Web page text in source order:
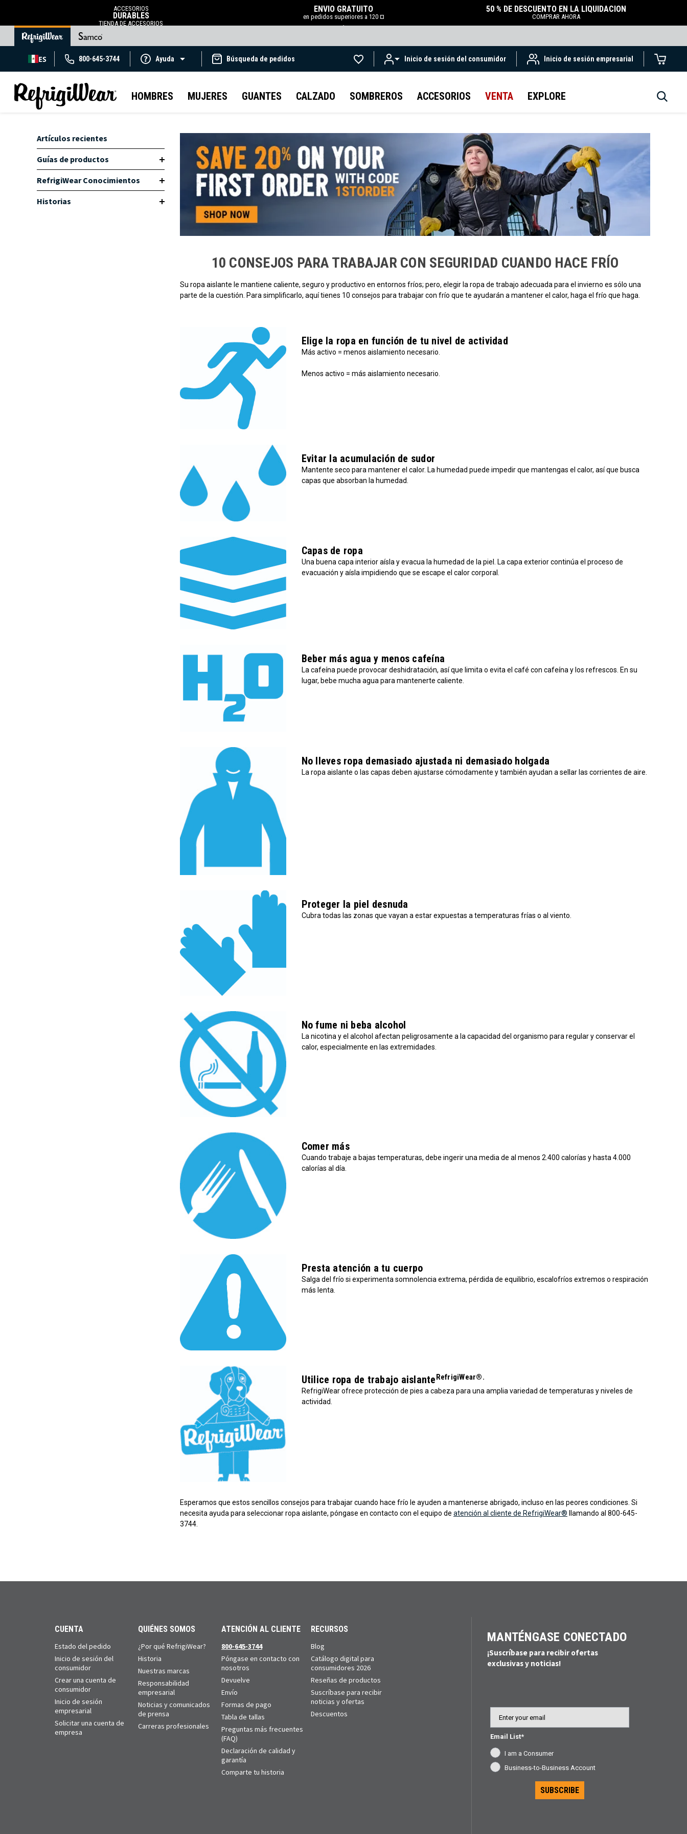
ACCESORIOS
DURABLES
TIENDA DE ACCESORIOS
ENVÍO GRATUITO
en pedidos superiores a 120 ¤
.
50 % DE DESCUENTO EN LA LIQUIDACIÓN
COMPRAR AHORA
ES 800-645-3744 Ayuda Búsqueda de pedidos Inicio de sesión del consumidor Inicio de sesión empresarial
HOMBRES MUJERES GUANTES CALZADO SOMBREROS ACCESORIOS VENTA EXPLORE
Artículos recientes
Guías de productos
RefrigiWear Conocimientos
Historias
10 CONSEJOS PARA TRABAJAR CON SEGURIDAD CUANDO HACE FRÍO
Su ropa aislante le mantiene caliente, seguro y productivo en entornos fríos; pero, elegir la ropa de trabajo adecuada para el invierno es sólo una
parte de la cuestión. Para simplificarlo, aquí tienes 10 consejos para trabajar con frío que te ayudarán a mantener el calor, haga el frío que haga.
Elige la ropa en función de tu nivel de actividad
Más activo = menos aislamiento necesario.
Menos activo = más aislamiento necesario.
Evitar la acumulación de sudor
Mantente seco para mantener el calor. La humedad puede impedir que mantengas el calor, así que busca
capas que absorban la humedad.
Capas de ropa
Una buena capa interior aísla y evacua la humedad de la piel. La capa exterior continúa el proceso de
evacuación y aísla impidiendo que se escape el calor corporal.
Beber más agua y menos cafeína
La cafeína puede provocar deshidratación, así que limita o evita el café con cafeína y los refrescos. En su
lugar, bebe mucha agua para mantenerte caliente.
No lleves ropa demasiado ajustada ni demasiado holgada
La ropa aislante o las capas deben ajustarse cómodamente y también ayudan a sellar las corrientes de aire.
Proteger la piel desnuda
Cubra todas las zonas que vayan a estar expuestas a temperaturas frías o al viento.
No fume ni beba alcohol
La nicotina y el alcohol afectan peligrosamente a la capacidad del organismo para regular y conservar el
calor, especialmente en las extremidades.
Comer más
Cuando trabaje a bajas temperaturas, debe ingerir una media de al menos 2.400 calorías y hasta 4.000
calorías al día.
Presta atención a tu cuerpo
Salga del frío si experimenta somnolencia extrema, pérdida de equilibrio, escalofríos extremos o respiración
más lenta.
Utilice ropa de trabajo aislanteRefrigiWear®.
RefrigiWear ofrece protección de pies a cabeza para una amplia variedad de temperaturas y niveles de
actividad.
Esperamos que estos sencillos consejos para trabajar cuando hace frío le ayuden a mantenerse abrigado, incluso en las peores condiciones. Si
necesita ayuda para seleccionar ropa aislante, póngase en contacto con el equipo de atención al cliente de RefrigiWear® llamando al 800-645-
3744.
CUENTA
Estado del pedido
Inicio de sesión del
consumidor
Crear una cuenta de
consumidor
Inicio de sesión
empresarial
Solicitar una cuenta de
empresa
QUIÉNES SOMOS
¿Por qué RefrigiWear?
Historia
Nuestras marcas
Responsabilidad
empresarial
Noticias y comunicados
de prensa
Carreras profesionales
ATENCIÓN AL CLIENTE
800-645-3744
Póngase en contacto con
nosotros
Devuelve
Envío
Formas de pago
Tabla de tallas
Preguntas más frecuentes
(FAQ)
Declaración de calidad y
garantía
Comparte tu historia
RECURSOS
Blog
Catálogo digital para
consumidores 2026
Reseñas de productos
Suscríbase para recibir
noticias y ofertas
Descuentos
MANTÉNGASE CONECTADO
¡Suscríbase para recibir ofertas
exclusivas y noticias!
Email List*
I am a Consumer
Business-to-Business Account
SUBSCRIBE